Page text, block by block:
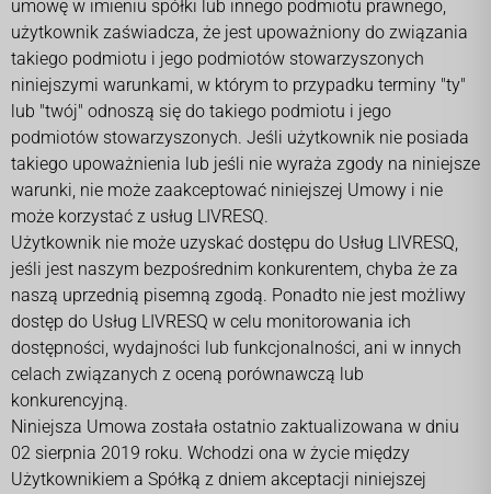
umowę w imieniu spółki lub innego podmiotu prawnego,
użytkownik zaświadcza, że jest upoważniony do związania
takiego podmiotu i jego podmiotów stowarzyszonych
niniejszymi warunkami, w którym to przypadku terminy "ty"
lub "twój" odnoszą się do takiego podmiotu i jego
podmiotów stowarzyszonych. Jeśli użytkownik nie posiada
takiego upoważnienia lub jeśli nie wyraża zgody na niniejsze
warunki, nie może zaakceptować niniejszej Umowy i nie
może korzystać z usług LIVRESQ.
Użytkownik nie może uzyskać dostępu do Usług LIVRESQ,
jeśli jest naszym bezpośrednim konkurentem, chyba że za
naszą uprzednią pisemną zgodą. Ponadto nie jest możliwy
dostęp do Usług LIVRESQ w celu monitorowania ich
dostępności, wydajności lub funkcjonalności, ani w innych
celach związanych z oceną porównawczą lub
konkurencyjną.
Niniejsza Umowa została ostatnio zaktualizowana w dniu
02 sierpnia 2019 roku. Wchodzi ona w życie między
Użytkownikiem a Spółką z dniem akceptacji niniejszej